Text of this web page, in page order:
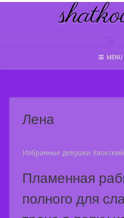
Skip
MENU
Лена
Избранные девушки
Пламенная
полного для